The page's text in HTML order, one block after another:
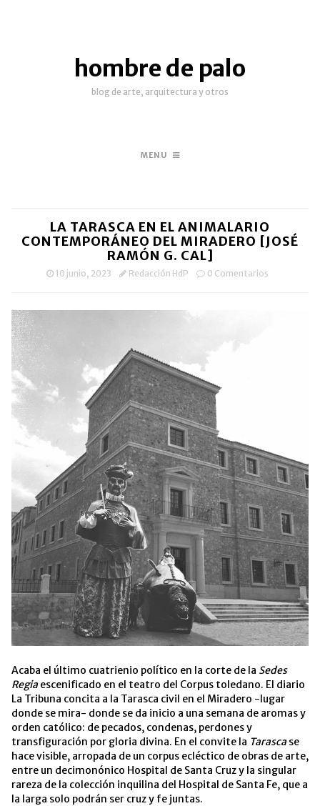
hombre de palo
blog de arte, arquitectura y otros
MENU
LA TARASCA EN EL ANIMALARIO
CONTEMPORÁNEO DEL MIRADERO [JOSÉ
RAMÓN G. CAL]
10 junio, 2023 Redacción HdP 0 Comentarios
Acaba el último cuatrienio político en la corte de la Sedes
Regiaescenificado en el teatro del Corpus toledano. El diario
La Tribuna concita a la Tarasca civil en el Miradero -lugar
donde se mira- donde se da inicio a una semana de aromas y
orden católico: de pecados, condenas, perdones y
transfiguración por gloria divina. En el convite la Tarascase
hace visible, arropada de un corpus ecléctico de obras de arte,
entre un decimonónico Hospital de Santa Cruz y la singular
rareza de la colección inquilina del Hospital de Santa Fe, que a
la larga solo podrán ser cruz y fe juntas.